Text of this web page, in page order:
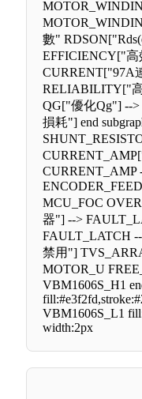
數"
EFFICIENCY["
CURRENT["97A
RELIABILITY["
QG["優化Qg"] --
損耗"] end
CURRENT_AMP
MCU_FOC
器"] -->
FAULT_LATCH
禁用"]
MOTOR_U
VBM1606S_H1
VBM1606S_L1
width:2px